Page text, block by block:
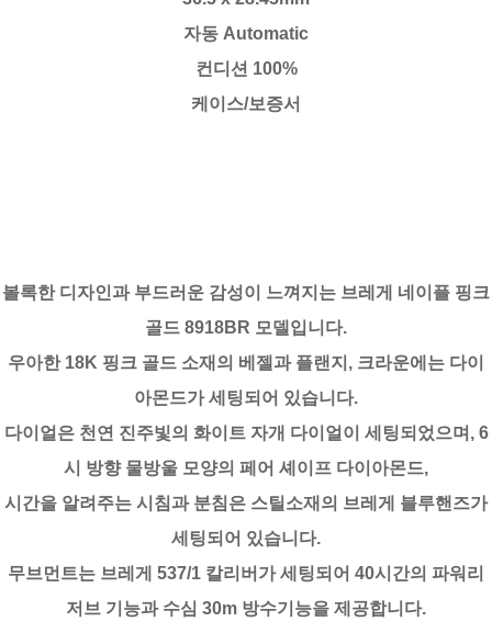
자동 Automatic
컨디션 100%
케이스/보증서
볼록한 디자인과 부드러운 감성이 느껴지는 브레게 네이플 핑크
골드 8918BR 모델입니다.
우아한 18K 핑크 골드 소재의 베젤과 플랜지, 크라운에는 다이
아몬드가 세팅되어 있습니다.
다이얼은 천연 진주빛의 화이트 자개 다이얼이 세팅되었으며, 6
시 방향 물방울 모양의 페어 셰이프 다이아몬드,
시간을 알려주는 시침과 분침은 스틸소재의 브레게 블루핸즈가
세팅되어 있습니다.
무브먼트는 브레게 537/1 칼리버가 세팅되어 40시간의 파워리
저브 기능과 수심 30m 방수기능을 제공합니다.